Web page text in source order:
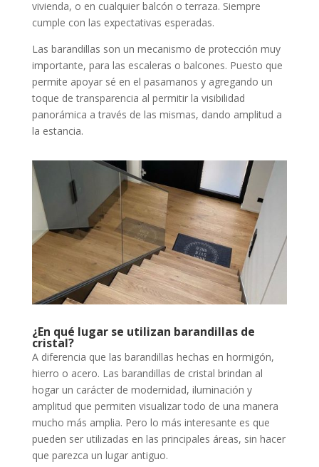
vivienda, o en cualquier balcón o terraza. Siempre
cumple con las expectativas esperadas.
Las barandillas son un mecanismo de protección muy
importante, para las escaleras o balcones. Puesto que
permite apoyar sé en el pasamanos y agregando un
toque de transparencia al permitir la visibilidad
panorámica a través de las mismas, dando amplitud a
la estancia.
¿En qué lugar se utilizan barandillas de
cristal?
A diferencia que las barandillas hechas en hormigón,
hierro o acero. Las barandillas de cristal brindan al
hogar un carácter de modernidad, iluminación y
amplitud que permiten visualizar todo de una manera
mucho más amplia. Pero lo más interesante es que
pueden ser utilizadas en las principales áreas, sin hacer
que parezca un lugar antiguo.